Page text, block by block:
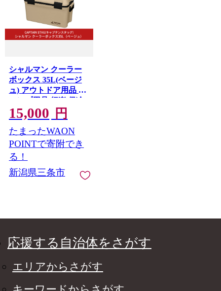
シャルマン クーラー
ボックス 35L(ベージ
ュ) アウトドア用品 キ
ャンプ用品 行楽 保冷
バッグ 保冷ボックス
[CAPTAIN STAG(キャ
プテンスタッグ)]
【015S096】
15,000 円
たまったWAON
POINTで寄附でき
る！
新潟県三条市
応援する自治体をさがす
エリアからさがす